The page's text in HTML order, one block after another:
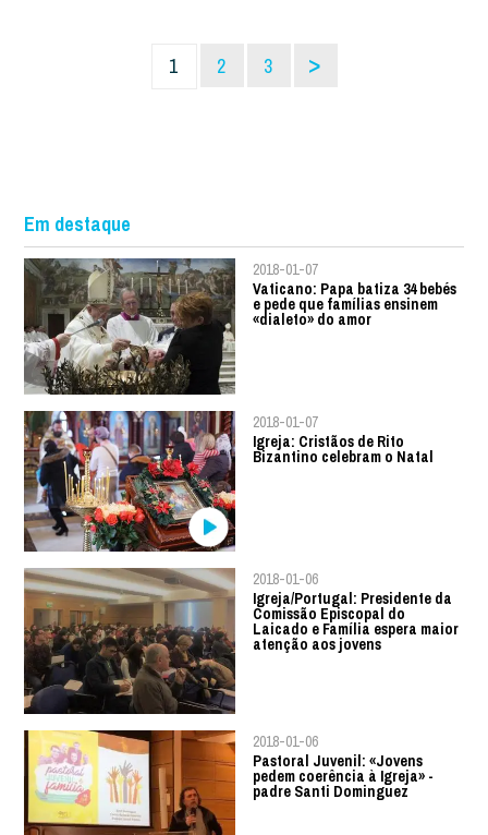
1 2 3 >
Em destaque
2018-01-07
Vaticano: Papa batiza 34 bebés
e pede que famílias ensinem
«dialeto» do amor
2018-01-07
Igreja: Cristãos de Rito
Bizantino celebram o Natal
2018-01-06
Igreja/Portugal: Presidente da
Comissão Episcopal do
Laicado e Família espera maior
atenção aos jovens
2018-01-06
Pastoral Juvenil: «Jovens
pedem coerência à Igreja» -
padre Santi Dominguez